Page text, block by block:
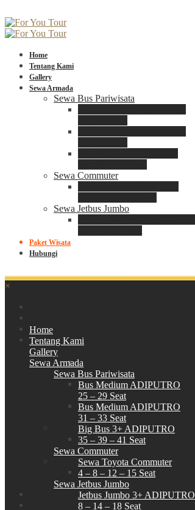
Home
Tentang Kami
Gallery
Sewa Armada
Sewa Bus Pariwisata
Sewa Commuter
Sewa Jetbus Jumbo
Paket Wisata
Hubungi
×
Home
Tentang Kami
Gallery
Sewa Armada
Sewa Bus Pariwisata
Bus Medium ADIPUTRO
25 – 29 Seat
Bus Medium ADIPUTRO
31 – 33 Seat
Big Bus 3+ ADIPUTRO
35 – 39 – 41 Seat
Sewa Commuter
Sewa Toyota Commuter
4 – 8 – 12 – 15 Seat
Sewa Jetbus Jumbo
Jetbus Jumbo 3+ ADIPUTRO
8 – 14 – 18 Seat